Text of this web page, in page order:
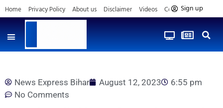
Home Privacy Policy About us Disclaimer Videos Contact us
Sign up
News Express Bihar August 12, 2023
6:55 pm
No Comments